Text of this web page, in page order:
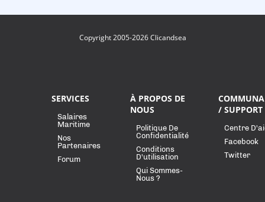
Copyright 2005-2026 Clicandsea
SERVICES
Salaires
Maritime
Nos
Partenaires
Forum
À PROPOS DE
NOUS
Politique De
Confidentialité
Conditions
D'utilisation
Qui Sommes-
Nous ?
/ SUPPORT
Centre
Facebook
Twitter